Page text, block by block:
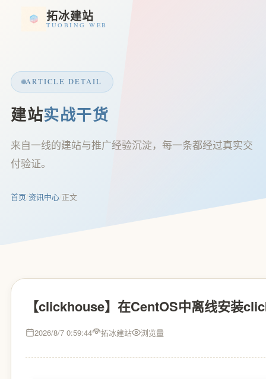
拓冰建站
TUOBING WEB
ARTICLE DETAIL
建站实战干货
来自一线的建站与推广经验沉淀，每一条都经过真实交
付验证。
首页/资讯中心/正文
【clickhouse】在CentOS中离线安装
2026/8/7 0:59:44 拓冰建站 浏览量